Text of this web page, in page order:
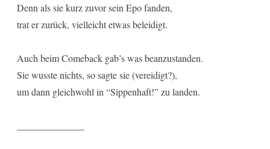
Denn als sie kurz zuvor sein Epo fanden,
trat er zurück, vielleicht etwas beleidigt.
Auch beim Comeback gab’s was beanzustanden.
Sie wusste nichts, so sagte sie (vereidigt?),
um dann gleichwohl in “Sippenhaft!” zu landen.